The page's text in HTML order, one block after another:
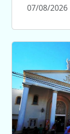
07/08/2026